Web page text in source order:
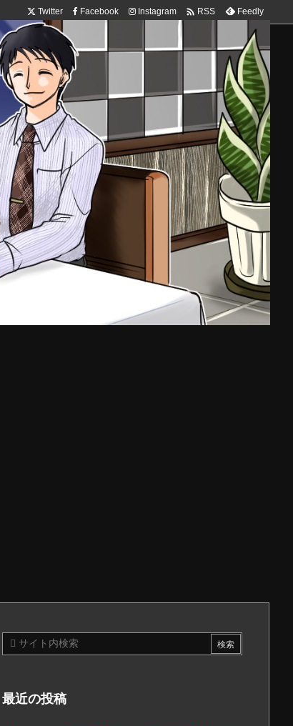
Twitter Facebook Instagram  RSS Feedly
最近の投稿